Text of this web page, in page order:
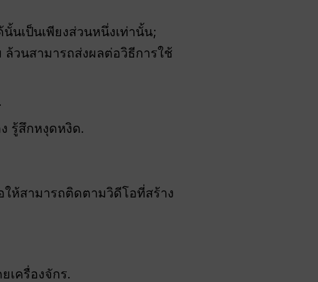
นเป็นเพียงส่วนหนึ่งเท่านั้น;
วนสามารถส่งผลต่อวิธีการใช้
รู้สึกหงุดหงิด.
ให้สามารถติดตามวิดีโอที่สร้าง
เครื่องจักร.